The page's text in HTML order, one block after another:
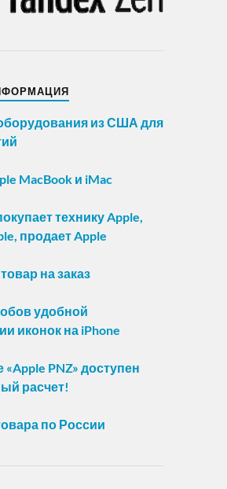
из США для
MacBook и iMac
технику Apple,
продает Apple
на заказ
удобной
иконок на iPhone
«Apple PNZ» доступен
расчет!
по России